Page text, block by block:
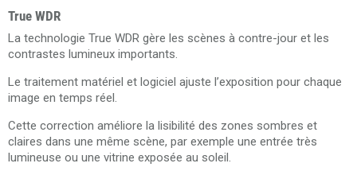
True WDR
La technologie True WDR gère les scènes à contre-jour et les
contrastes lumineux importants.
Le traitement matériel et logiciel ajuste l’exposition pour chaque
image en temps réel.
Cette correction améliore la lisibilité des zones sombres et
claires dans une même scène, par exemple une entrée très
lumineuse ou une vitrine exposée au soleil.